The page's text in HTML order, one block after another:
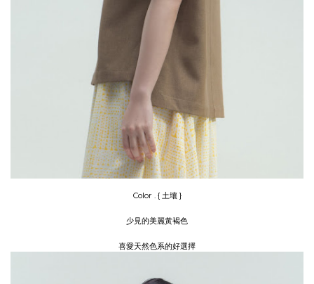
Color . { 土壤 }
少見的美麗黃褐色
喜愛天然色系的好選擇